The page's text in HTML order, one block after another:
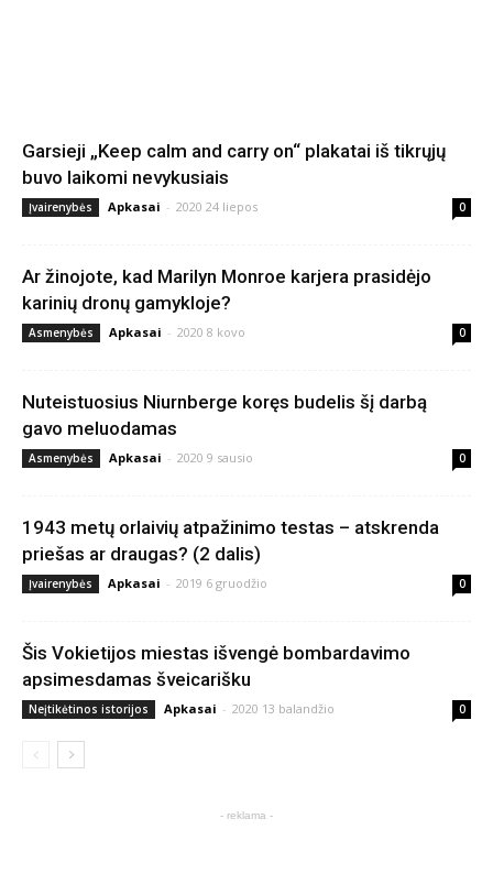
Garsieji „Keep calm and carry on“ plakatai iš tikrųjų
buvo laikomi nevykusiais
Įvairenybės Apkasai - 2020 24 liepos 0
Ar žinojote, kad Marilyn Monroe karjera prasidėjo
karinių dronų gamykloje?
Asmenybės Apkasai - 2020 8 kovo 0
Nuteistuosius Niurnberge koręs budelis šį darbą
gavo meluodamas
Asmenybės Apkasai - 2020 9 sausio 0
1943 metų orlaivių atpažinimo testas – atskrenda
priešas ar draugas? (2 dalis)
Įvairenybės Apkasai - 2019 6 gruodžio 0
Šis Vokietijos miestas išvengė bombardavimo
apsimesdamas šveicarišku
Neįtikėtinos istorijos Apkasai - 2020 13 balandžio 0
- reklama -